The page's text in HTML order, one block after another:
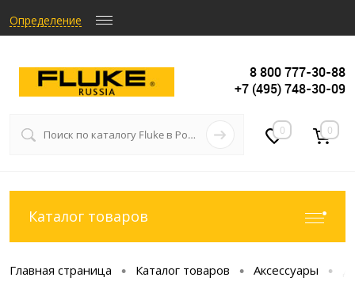
Определение
8 800 777-30-88
+7 (495) 748-30-09
0 0
Каталог товаров
Главная страница • Каталог товаров • Аксессуары •